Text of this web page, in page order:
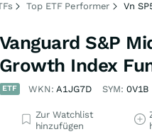
Top ETF Performer Vn
Vanguard S&P
Growth Index
ETF WKN:A1JG7D SYM: 0V1B
Zur Watchlist
hinzufügen